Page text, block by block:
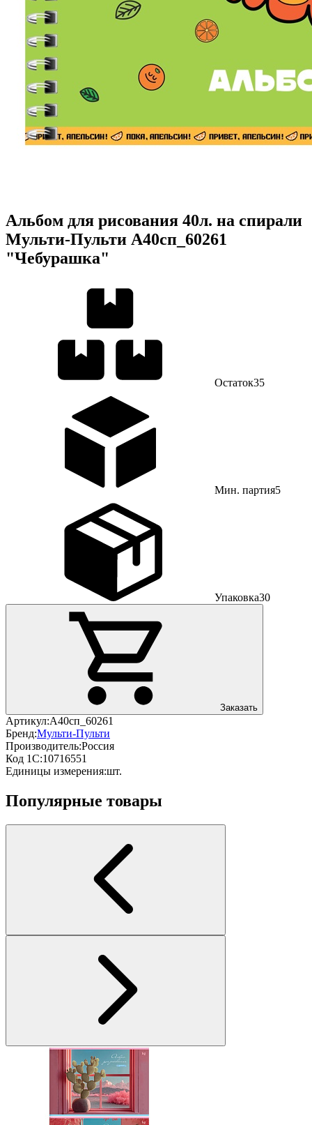
Альбом для рисования 40л. на спирали
Мульти-Пульти А40сп_60261
"Чебурашка"
Остаток35
Мин. партия5
Упаковка30
Заказать
Артикул:А40сп_60261
Бренд:Мульти-Пульти
Производитель:Россия
Код 1С:10716551
Единицы измерения:шт.
Популярные товары